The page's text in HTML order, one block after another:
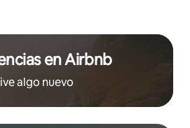
en Airbnb
algo nuevo